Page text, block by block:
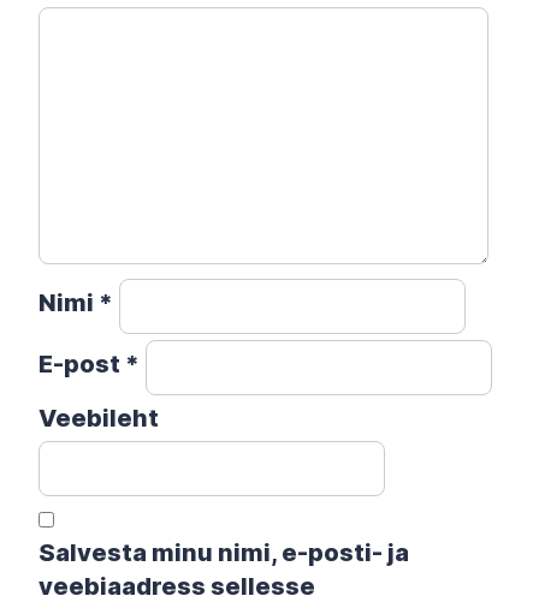
Nimi *
E-post *
Veebileht
Salvesta minu nimi, e-posti- ja
veebiaadress sellesse